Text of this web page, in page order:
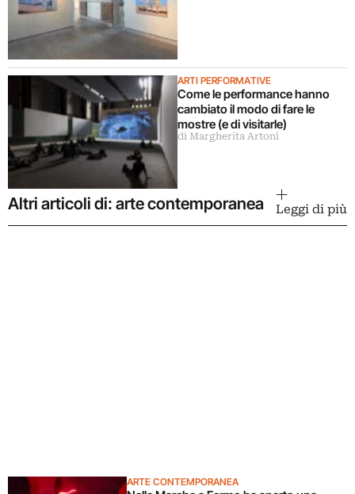
ARTI PERFORMATIVE
Come le performance hanno
cambiato il modo di fare le
mostre (e di visitarle)
di Margherita Artoni
Altri articoli di: arte contemporanea Leggi di più
ARTE CONTEMPORANEA